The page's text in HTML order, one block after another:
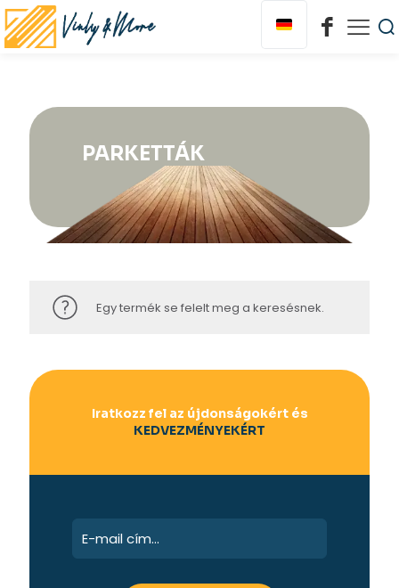
PARKETTÁK
Egy termék se felelt meg a keresésnek.
Iratkozz fel az újdonságokért és
KEDVEZMÉNYEKÉRT